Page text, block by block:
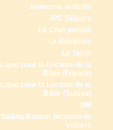
Jeunesse ardente
JPC Séjours
Le Chat perché
Le Rimlishof
Le Tabor
Ligue pour la Lecture de la
Bible (France)
Ligue pour la Lecture de la
Bible (Suisse)
OM
Sailing Bandol, location de
voiliers